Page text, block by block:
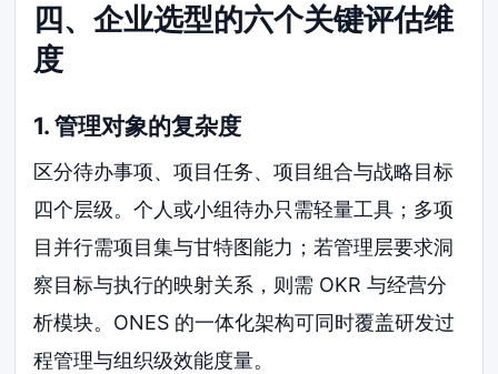
四、企业选型的六个关键评估维
度
1. 管理对象的复杂度
区分待办事项、项目任务、项目组合与战略目标
四个层级。个人或小组待办只需轻量工具；多项
目并行需项目集与甘特图能力；若管理层要求洞
察目标与执行的映射关系，则需 OKR 与经营分
析模块。ONES 的一体化架构可同时覆盖研发过
程管理与组织级效能度量。